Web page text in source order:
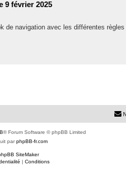
9 février 2025
de navigation avec les différentes
® Forum Software © phpBB Limited
parphpBB-fr.com
SiteMaker
| Conditions